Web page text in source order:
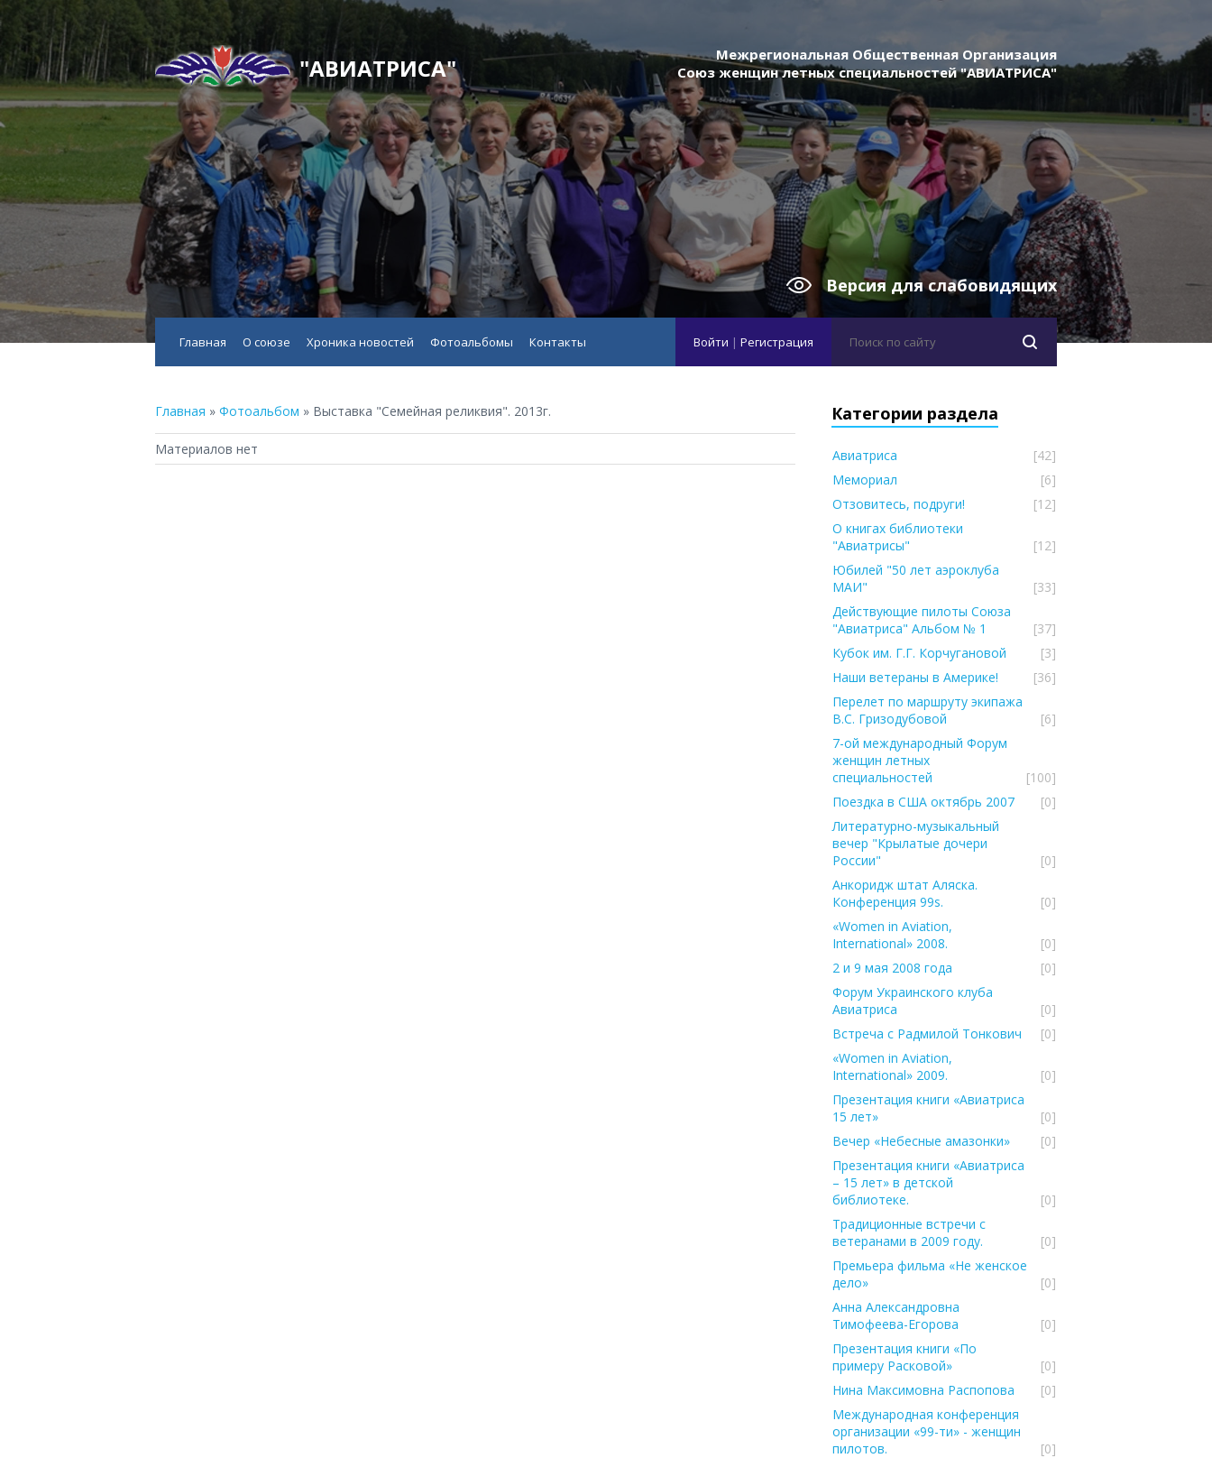
"АВИАТРИСА"
Межрегиональная Общественная Организация
Союз женщин летных специальностей "АВИАТРИСА"
Версия для слабовидящих
Войти | Регистрация
Главная О союзе Хроника новостей Фотоальбомы Контакты
Главная » Фотоальбом » Выставка "Семейная реликвия". 2013г.
Материалов нет
Категории раздела
Авиатриса
[42]
Мемориал
[6]
Отзовитесь, подруги!
[12]
О книгах библиотеки
"Авиатрисы"
[12]
Юбилей "50 лет аэроклуба
МАИ"
[33]
Действующие пилоты Союза
"Авиатриса" Альбом № 1
[37]
Кубок им. Г.Г. Корчугановой
[3]
Наши ветераны в Америке!
[36]
Перелет по маршруту экипажа
В.С. Гризодубовой
[6]
7-ой международный Форум
женщин летных
специальностей
[100]
Поездка в США октябрь 2007
[0]
Литературно-музыкальный
вечер "Крылатые дочери
России"
[0]
Анкоридж штат Аляска.
Конференция 99s.
[0]
«Women in Aviation,
International» 2008.
[0]
2 и 9 мая 2008 года
[0]
Форум Украинского клуба
Авиатриcа
[0]
Встреча с Радмилой Тонкович
[0]
«Women in Aviation,
International» 2009.
[0]
Презентация книги «Авиатриса
15 лет»
[0]
Вечер «Небесные амазонки»
[0]
Презентация книги «Авиатриса
– 15 лет» в детской
библиотеке.
[0]
Традиционные встречи с
ветеранами в 2009 году.
[0]
Премьера фильма «Не женское
дело»
[0]
Анна Александровна
Тимофеева-Егорова
[0]
Презентация книги «По
примеру Расковой»
[0]
Нина Максимовна Распопова
[0]
Международная конференция
организации «99-ти» - женщин
пилотов.
[0]